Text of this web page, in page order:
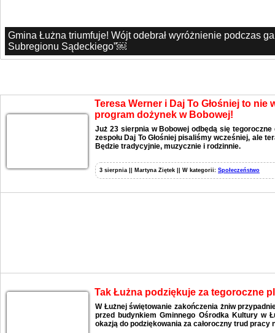
Gmina Łużna triumfuje! Wójt odebrał wyróżnienie podczas
Subregionu Sądeckiego”￼
Teresa Werner i Daj To Głośniej to nie
program dożynek w Bobowej!
Już 23 sierpnia w Bobowej odbędą się
zespołu Daj To Głośniej pisaliśmy wcześniej, ale
Będzie tradycyjnie, muzycznie i rodzinnie.
3 sierpnia || Martyna Ziętek || W kategorii: Społeczeństwo
Tak Łużna podziękuje za tegoroczne
W Łużnej świętowanie zakończenia żniw
przed budynkiem Gminnego Ośrodka Kultury w
okazją do podziękowania za całoroczny trud pracy